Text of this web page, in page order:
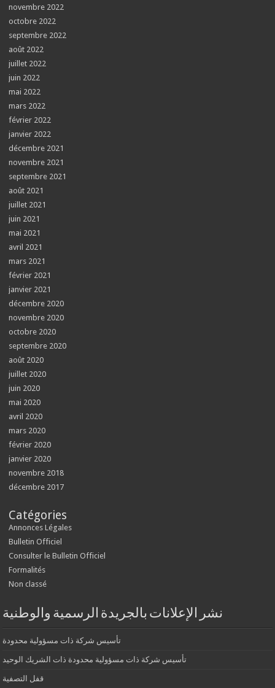
novembre 2022
octobre 2022
septembre 2022
août 2022
juillet 2022
juin 2022
mai 2022
mars 2022
février 2022
janvier 2022
décembre 2021
novembre 2021
septembre 2021
août 2021
juillet 2021
juin 2021
mai 2021
avril 2021
mars 2021
février 2021
janvier 2021
décembre 2020
novembre 2020
octobre 2020
septembre 2020
août 2020
juillet 2020
juin 2020
mai 2020
avril 2020
mars 2020
février 2020
janvier 2020
novembre 2018
décembre 2017
Catégories
Annonces Légales
Bulletin Officiel
Consulter le Bulletin Officiel
Formalités
Non classé
نشر الإعلانات بالجريدة الرسمية والوطنية
تأسيس شركة ذات مسؤولية محدودة
تأسيس شركة ذات مسؤولية محدودة ذات الشريك الوحيد
قفل التصفية